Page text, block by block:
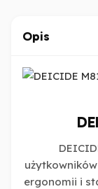
Opis
ergonomii i